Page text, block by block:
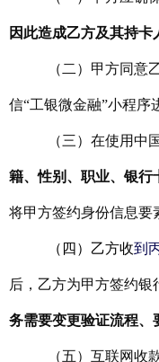
因此造成乙方及其持
（二）甲方同意
信“工银微金融”小程序
（三）在使用中
籍、性别、职业、银行
将甲方签约身份信息要
（四）乙方收到
后，乙方为甲方签约
务需要变更验证流程、
（五）互联网收